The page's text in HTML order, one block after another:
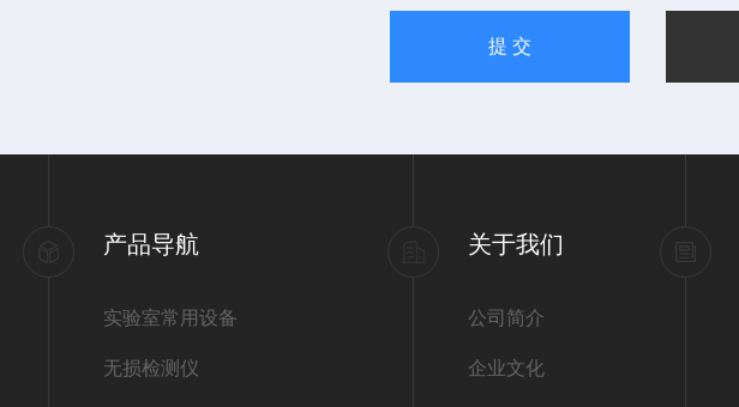
产品导航
实验室常用设备
无损检测仪
关于我们
公司简介
企业文化